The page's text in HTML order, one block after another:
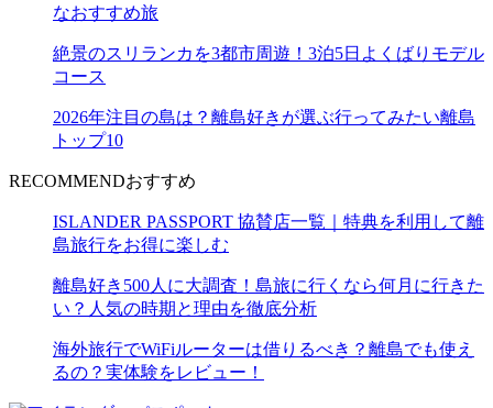
なおすすめ旅
絶景のスリランカを3都市周遊！3泊5日よくばりモデル
コース
2026年注目の島は？離島好きが選ぶ行ってみたい離島
トップ10
RECOMMENDおすすめ
ISLANDER PASSPORT 協賛店一覧｜特典を利用して離
島旅行をお得に楽しむ
離島好き500人に大調査！島旅に行くなら何月に行きた
い？人気の時期と理由を徹底分析
海外旅行でWiFiルーターは借りるべき？離島でも使え
るの？実体験をレビュー！